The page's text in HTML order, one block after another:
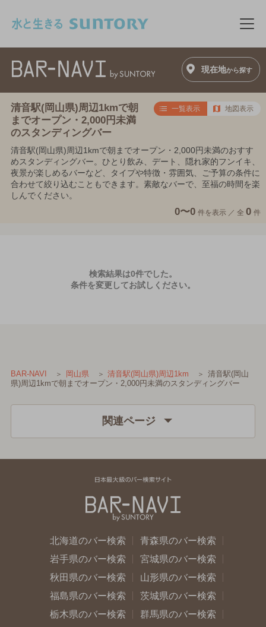
メ
現在地から探す
清音駅(岡山県)周辺1kmで朝
までオープン・2,000円未満
のスタンディングバー
一覧表示 地図表示
清音駅(岡山県)周辺1kmで朝までオープン・2,000円未満のおすす
めスタンディングバー。ひとり飲み、デート、隠れ家的フンイキ、
夜景が楽しめるバーなど、タイプや特徴・雰囲気、ご予算の条件に
合わせて絞り込むこともできます。素敵なバーで、至福の時間を楽
しんでください。
0〜0 件を表示 ／ 全 0 件
検索結果は0件でした。
条件を変更してお試しください。
BAR-NAVI 岡山県 清音駅(岡山県)周辺1km
清音駅(岡山
県)周辺1kmで朝までオープン・2,000円未満のスタンディングバー
関連ページ
北海道のバー検索
青森県のバー検索
岩手県のバー検索
宮城県のバー検索
秋田県のバー検索
山形県のバー検索
福島県のバー検索
茨城県のバー検索
栃木県のバー検索
群馬県のバー検索